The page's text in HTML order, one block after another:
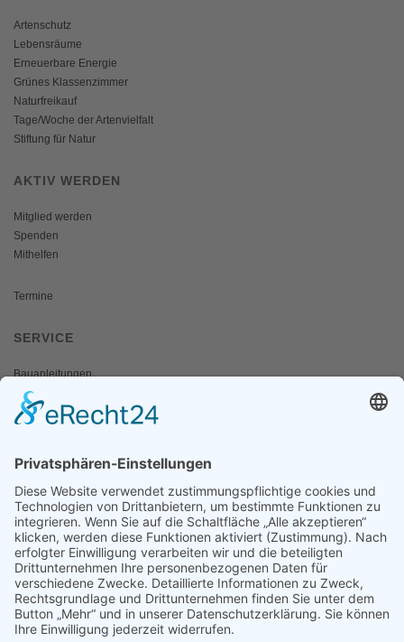
Artenschutz
Lebensräume
Erneuerbare Energie
Grünes Klassenzimmer
Naturfreikauf
Tage/Woche der Artenvielfalt
Stiftung für Natur
AKTIV WERDEN
Mitglied werden
Spenden
Mithelfen
Termine
SERVICE
Bauanleitungen
Schulangebote
Shop
MEDIEN & PRESSE
Informationsfalter
Informativ
Otternet
natur & land
Presse
ÜBER UNS